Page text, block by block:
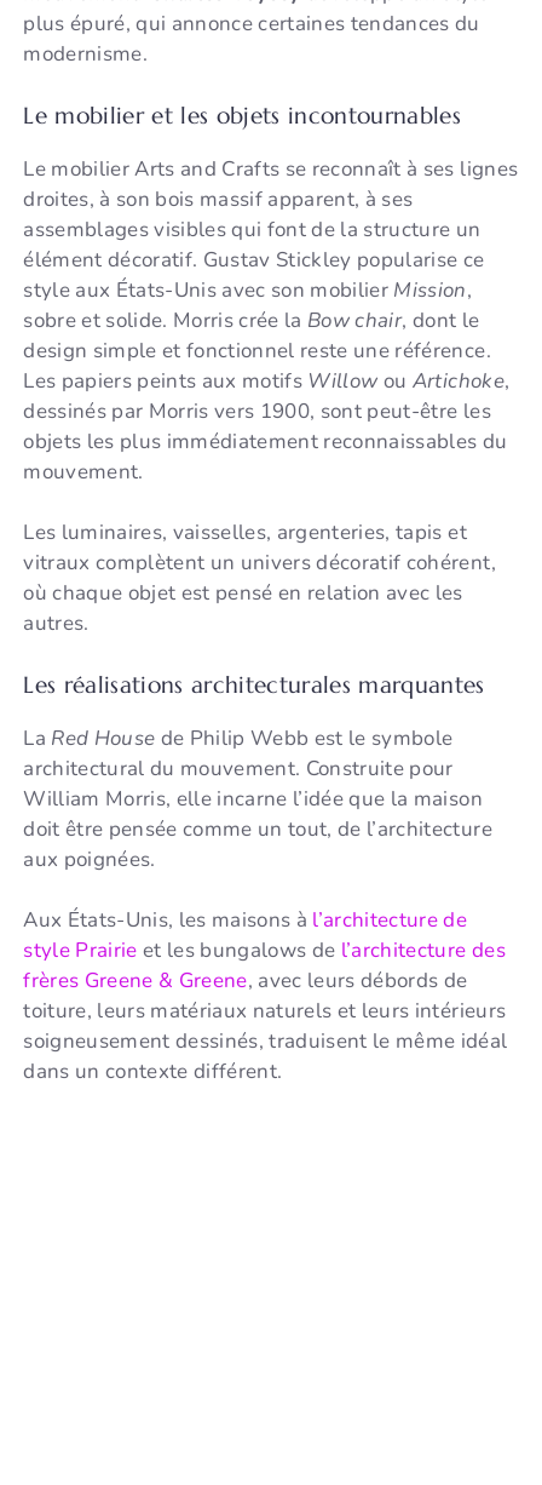
plus épuré, qui annonce certaines tendances du
modernisme.
Le mobilier et les objets incontournables
Le mobilier Arts and Crafts se reconnaît à ses lignes
droites, à son bois massif apparent, à ses
assemblages visibles qui font de la structure un
élément décoratif. Gustav Stickley popularise ce
style aux États-Unis avec son mobilier Mission,
sobre et solide. Morris crée la Bow chair, dont le
design simple et fonctionnel reste une référence.
Les papiers peints aux motifs Willow ou Artichoke,
dessinés par Morris vers 1900, sont peut-être les
objets les plus immédiatement reconnaissables du
mouvement.
Les luminaires, vaisselles, argenteries, tapis et
vitraux complètent un univers décoratif cohérent,
où chaque objet est pensé en relation avec les
autres.
Les réalisations architecturales marquantes
La Red House de Philip Webb est le symbole
architectural du mouvement. Construite pour
William Morris, elle incarne l’idée que la maison
doit être pensée comme un tout, de l’architecture
aux poignées.
Aux États-Unis, les maisons à l’architecture de
style Prairie et les bungalows de l’architecture des
frères Greene & Greene, avec leurs débords de
toiture, leurs matériaux naturels et leurs intérieurs
soigneusement dessinés, traduisent le même idéal
dans un contexte différent.